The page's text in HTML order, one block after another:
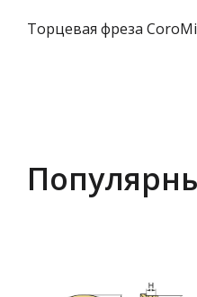
Торцевая фреза